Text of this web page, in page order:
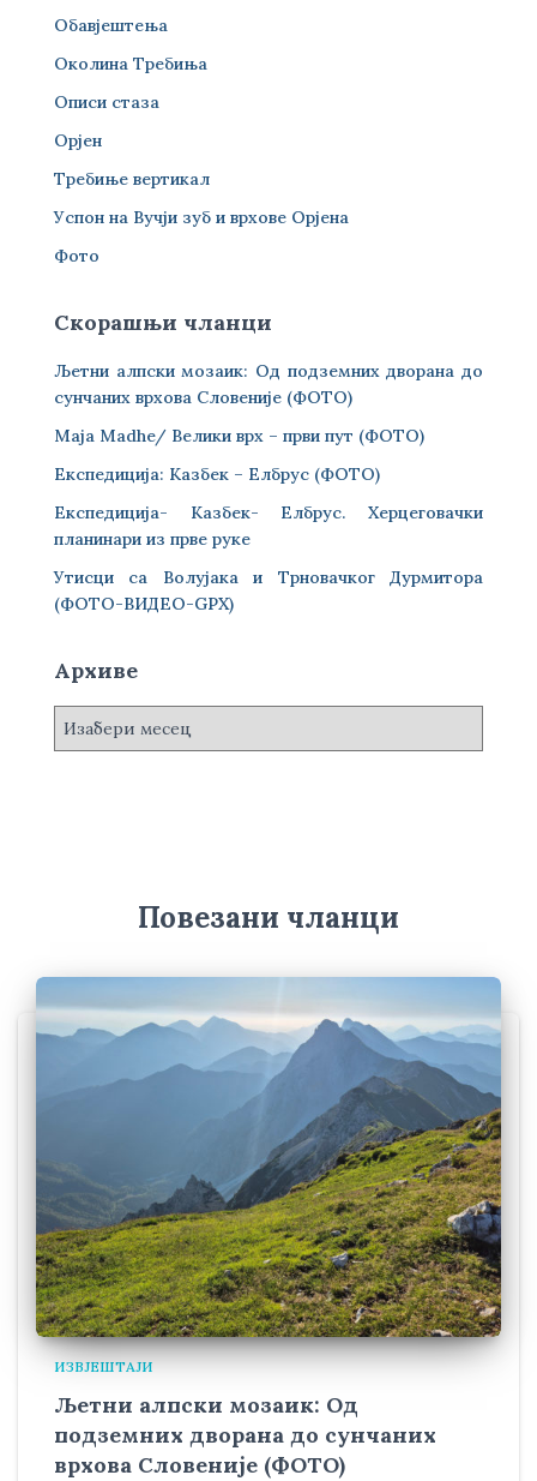
Обавјештења
Околина Требиња
Описи стаза
Орјен
Требиње вертикал
Успон на Вучји зуб и врхове Орјена
Фото
Скорашњи чланци
Љетни алпски мозаик: Од подземних дворана до
сунчаних врхова Словеније (ФОТО)
Maja Madhe/ Велики врх – први пут (ФОТО)
Експедиција: Казбек – Елбрус (ФОТО)
Експедиција- Казбек- Елбрус. Херцеговачки
планинари из прве руке
Утисци са Волујака и Трновачког Дурмитора
(ФОТО-ВИДЕО-GPX)
Архиве
А
Повезани чланци
ИЗВЈЕШТАЈИ
Љетни алпски мозаик: Од
подземних дворана до сунчаних
врхова Словеније (ФОТО)